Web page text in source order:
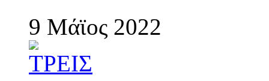
9 Μάϊος 2022